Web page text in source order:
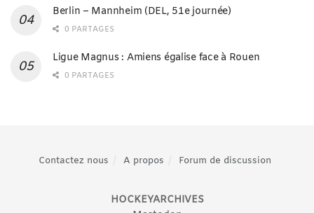
Berlin – Mannheim (DEL, 51e journée)
0 PARTAGES
Ligue Magnus : Amiens égalise face à Rouen
0 PARTAGES
Contactez nous A propos Forum de discussion
HOCKEYARCHIVES